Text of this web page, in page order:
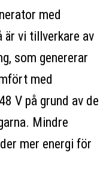
med
är vi tillverkare av
som genererar
med
V på grund av de
Mindre
mer energi för